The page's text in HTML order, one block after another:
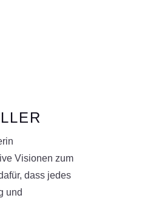
Visionen zum
dass jedes
und